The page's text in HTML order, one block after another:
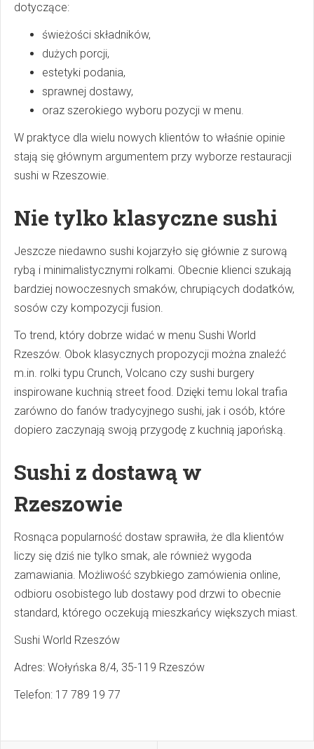
dotyczące:
świeżości składników,
dużych porcji,
estetyki podania,
sprawnej dostawy,
oraz szerokiego wyboru pozycji w menu.
W praktyce dla wielu nowych klientów to właśnie opinie
stają się głównym argumentem przy wyborze restauracji
sushi w Rzeszowie.
Nie tylko klasyczne sushi
Jeszcze niedawno sushi kojarzyło się głównie z surową
rybą i minimalistycznymi rolkami. Obecnie klienci szukają
bardziej nowoczesnych smaków, chrupiących dodatków,
sosów czy kompozycji fusion.
To trend, który dobrze widać w menu Sushi World
Rzeszów. Obok klasycznych propozycji można znaleźć
m.in. rolki typu Crunch, Volcano czy sushi burgery
inspirowane kuchnią street food. Dzięki temu lokal trafia
zarówno do fanów tradycyjnego sushi, jak i osób, które
dopiero zaczynają swoją przygodę z kuchnią japońską.
Sushi z dostawą w
Rzeszowie
Rosnąca popularność dostaw sprawiła, że dla klientów
liczy się dziś nie tylko smak, ale również wygoda
zamawiania. Możliwość szybkiego zamówienia online,
odbioru osobistego lub dostawy pod drzwi to obecnie
standard, którego oczekują mieszkańcy większych miast.
Sushi World Rzeszów
Adres: Wołyńska 8/4, 35-119 Rzeszów
Telefon: 17 789 19 77